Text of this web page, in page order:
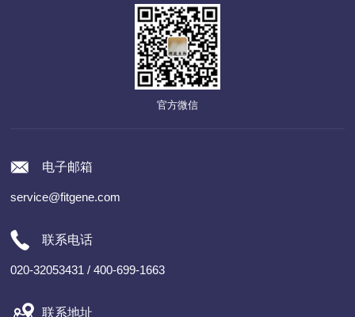
官方微信
电子邮箱
service@fitgene.com
联系电话
020-32053431 / 400-699-1663
联系地址